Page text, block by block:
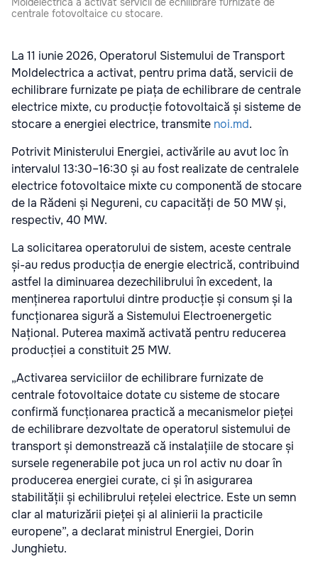
centrale fotovoltaice cu stocare.
La 11 iunie 2026, Operatorul Sistemului de Transport
Moldelectrica a activat, pentru prima dată, servicii de
echilibrare furnizate pe piața de echilibrare de centrale
electrice mixte, cu producție fotovoltaică și sisteme de
stocare a energiei electrice, transmite noi.md.
Potrivit Ministerului Energiei, activările au avut loc în
intervalul 13:30–16:30 și au fost realizate de centralele
electrice fotovoltaice mixte cu componentă de stocare
de la Rădeni și Negureni, cu capacități de 50 MW și,
respectiv, 40 MW.
La solicitarea operatorului de sistem, aceste centrale
și-au redus producția de energie electrică, contribuind
astfel la diminuarea dezechilibrului în excedent, la
menținerea raportului dintre producție și consum și la
funcționarea sigură a Sistemului Electroenergetic
Național. Puterea maximă activată pentru reducerea
producției a constituit 25 MW.
„Activarea serviciilor de echilibrare furnizate de
centrale fotovoltaice dotate cu sisteme de stocare
confirmă funcționarea practică a mecanismelor pieței
de echilibrare dezvoltate de operatorul sistemului de
transport și demonstrează că instalațiile de stocare și
sursele regenerabile pot juca un rol activ nu doar în
producerea energiei curate, ci și în asigurarea
stabilității și echilibrului rețelei electrice. Este un semn
clar al maturizării pieței și al alinierii la practicile
europene”, a declarat ministrul Energiei, Dorin
Junghietu.